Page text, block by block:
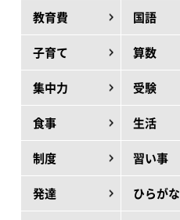
教育費 国語
子育て 算数
集中力 受験
食事 生活
制度 習い事
発達 ひらがな